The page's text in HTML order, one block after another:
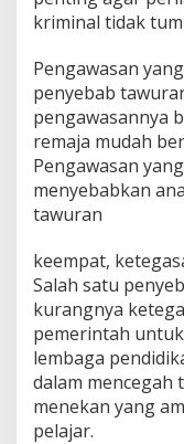
kriminal tidak
Pengawasan
penyebab
pengawasannya
remaja mudah
Pengawasan
menyebabkan
tawuran
keempat,
Salah satu
kurangnya
pemerintah
lembaga
dalam mencegah
menekan yang
pelajar.